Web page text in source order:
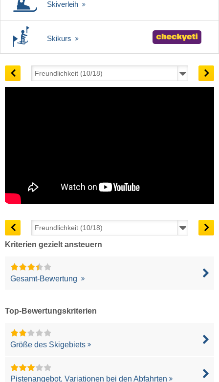
Skiverleih
Skikurs
Kriterien gezielt ansteuern
Gesamt-Bewertung
Top-Bewertungskriterien
Größe des Skigebiets
Pistenangebot, Variationen bei den Abfahrten